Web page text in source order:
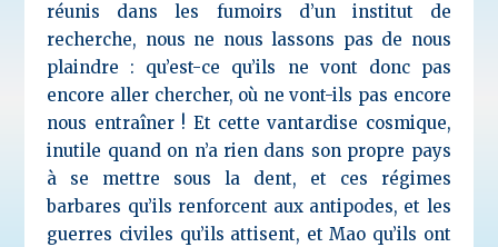
réunis dans les fumoirs d’un institut de
recherche, nous ne nous lassons pas de nous
plaindre : qu’est-ce qu’ils ne vont donc pas
encore aller chercher, où ne vont-ils pas encore
nous entraîner ! Et cette vantardise cosmique,
inutile quand on n’a rien dans son propre pays
à se mettre sous la dent, et ces régimes
barbares qu’ils renforcent aux antipodes, et les
guerres civiles qu’ils attisent, et Mao qu’ils ont